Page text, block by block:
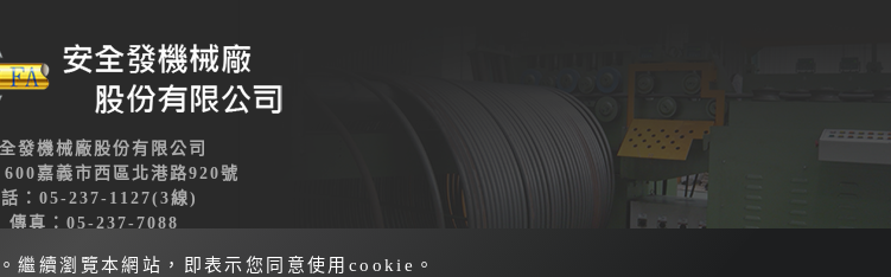
繼續瀏覽本網站，即表示您同意使用cookie。
發機械廠股份有限公司
600嘉義市西區北港路920號
話：05-237-1127(3線)
傳真：05-237-7088